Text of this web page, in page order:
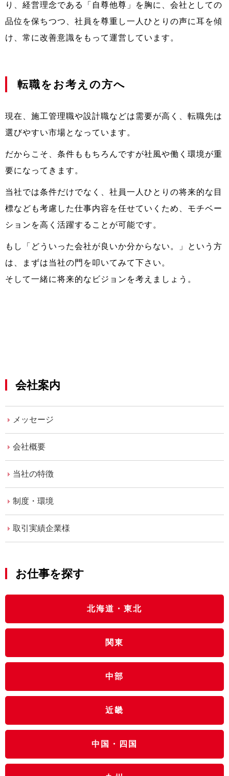
り、経営理念である「自尊他尊」を胸に、会社としての
品位を保ちつつ、社員を尊重し一人ひとりの声に耳を傾
け、常に改善意識をもって運営しています。
転職をお考えの方へ
現在、施工管理職や設計職などは需要が高く、転職先は
選びやすい市場となっています。
だからこそ、条件ももちろんですが社風や働く環境が重
要になってきます。
当社では条件だけでなく、社員一人ひとりの将来的な目
標なども考慮した仕事内容を任せていくため、モチベー
ションを高く活躍することが可能です。
もし「どういった会社が良いか分からない。」という方
は、まずは当社の門を叩いてみて下さい。
そして一緒に将来的なビジョンを考えましょう。
会社案内
メッセージ
会社概要
当社の特徴
制度・環境
取引実績企業様
お仕事を探す
北海道・東北
関東
中部
近畿
中国・四国